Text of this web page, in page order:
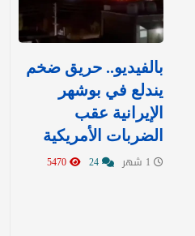
بالفيديو.. حريق ضخم
يندلع في بوشهر
الإيرانية عقب
الضربات الأمريكية